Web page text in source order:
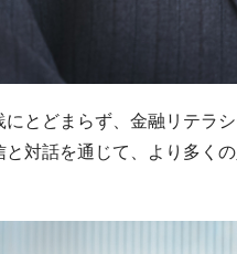
にとどまらず、金融リテラ
と対話を通じて、より多く